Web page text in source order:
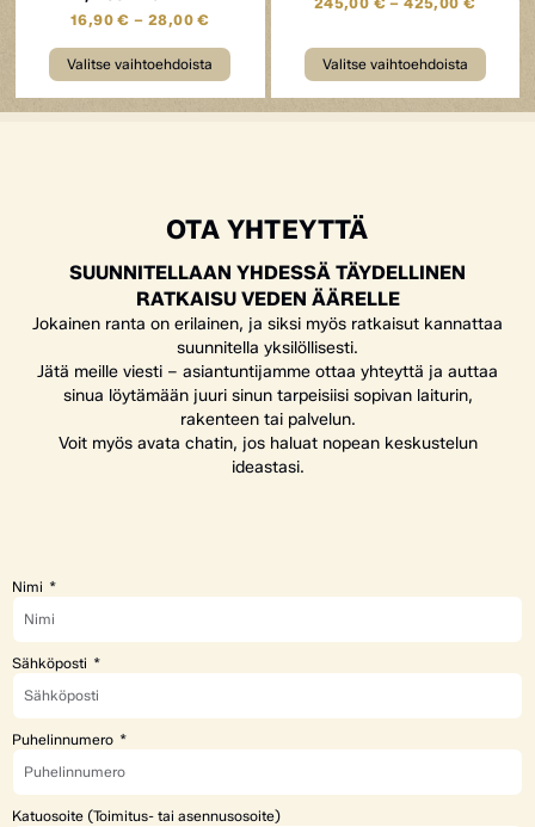
16,90€ – 28,00€
Valitse vaihtoehdoista Valitse vaihtoehdoista
OTA YHTEYTTÄ
SUUNNITELLAAN YHDESSÄ TÄYDELLINEN
RATKAISU VEDEN ÄÄRELLE
Jokainen ranta on erilainen, ja siksi myös ratkaisut kannattaa
suunnitella yksilöllisesti.
Jätä meille viesti – asiantuntijamme ottaa yhteyttä ja auttaa
sinua löytämään juuri sinun tarpeisiisi sopivan laiturin,
rakenteen tai palvelun.
Voit myös avata chatin, jos haluat nopean keskustelun
ideastasi.
Nimi
Sähköposti
Puhelinnumero
Katuosoite (Toimitus- tai asennusosoite)